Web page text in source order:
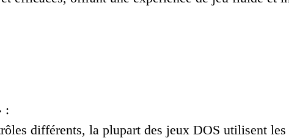
:
différents, la plupart des jeux DOS utilisent